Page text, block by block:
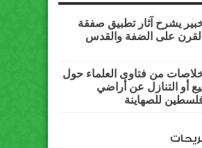
يشرح آثار تطبيق صفقة
القرن على الضفة والقدس
من فتاوى العلماء حول
أو التنازل عن أراضي
للصهاينة